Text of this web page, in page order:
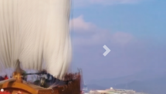
Next